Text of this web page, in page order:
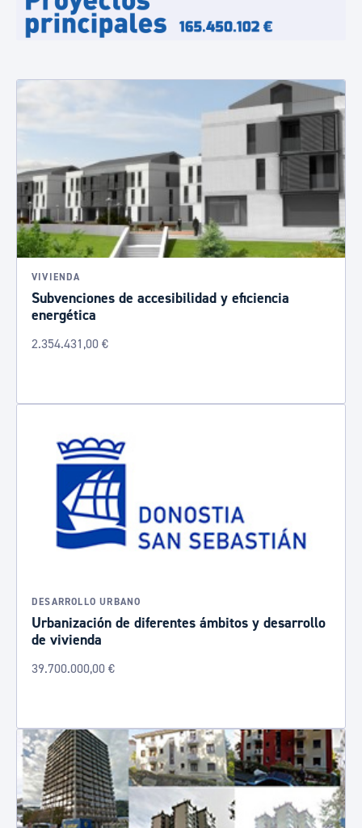
VIVIENDA
Subvenciones de accesibilidad y eficiencia
energética
2.354.431,00 €
DESARROLLO URBANO
Urbanización de diferentes ámbitos y desarrollo
de vivienda
39.700.000,00 €